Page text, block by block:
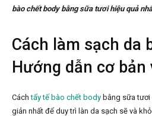
bào chết body bằng sữa tươi hiệu quả
Cách làm sạch da
Hướng dẫn cơ bản
Cáchtẩy tế bào chết body bằng sữa
giản nhất để duy trì làn da sạch sẽ và